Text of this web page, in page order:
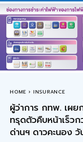
HOME INSURANCE
ผู้ว่าการ กทพ. เผย
ทรุดตัวคืบหน้าเร็ว
ด่านฯ ดาวคะนอง